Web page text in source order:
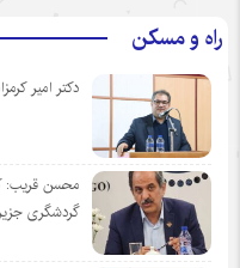
راه و مسکن
دکتر امیر
محسن قریب:
گردشگری